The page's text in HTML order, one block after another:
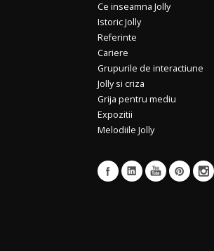
Ce inseamna Jolly
Istoric Jolly
Referinte
Cariere
Grupurile de interactiune
Jolly si criza
Grija pentru mediu
Expozitii
Melodiile Jolly